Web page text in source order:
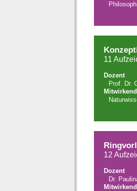
11
Dozent
Prof. Dr.
12
Dozent
Dr.